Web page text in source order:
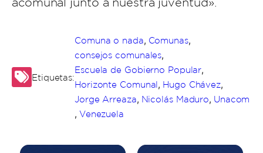
Etiquetas:
Comuna o nada, Comunas,
consejos comunales,
Escuela de Gobierno Popular,
Horizonte Comunal, Hugo Chávez,
Jorge Arreaza, Nicolás Maduro, Unacom
, Venezuela